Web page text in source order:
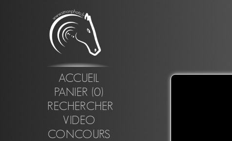
ACCUEIL
PANIER (0)
RECHERCHER
VIDEO
CONCOURS